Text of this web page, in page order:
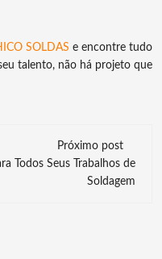
SOLDAS e encontre tudo
talento, não há projeto que
Próximo post
Todos Seus Trabalhos de
Soldagem